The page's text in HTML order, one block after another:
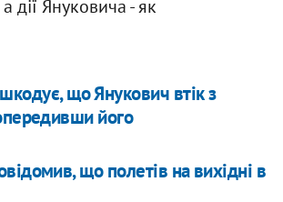
а дії Януковича - як
що Янукович втік з
його
що полетів на вихідні в